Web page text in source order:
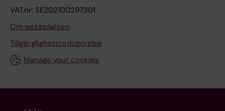
VAT.nr: SE202100297301
Om webbplatsen
Tillgänglighetsredogörelse
Manage your cookies